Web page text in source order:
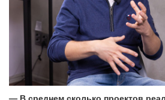
— В среднем сколько проектов